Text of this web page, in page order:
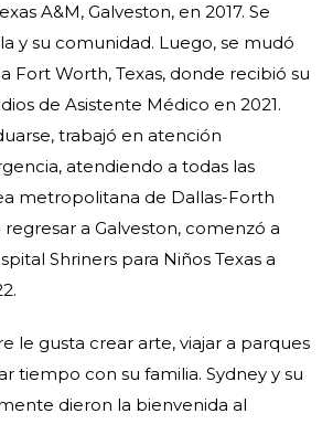
A&M, Galveston, en 2017. Se
y su comunidad. Luego, se mudó
Fort Worth, Texas, donde recibió su
de Asistente Médico en 2021.
trabajó en atención
atendiendo a todas las
metropolitana de Dallas-Forth
a Galveston, comenzó a
Shriners para Niños Texas a
le gusta crear arte, viajar a parques
tiempo con su familia. Sydney y su
dieron la bienvenida al